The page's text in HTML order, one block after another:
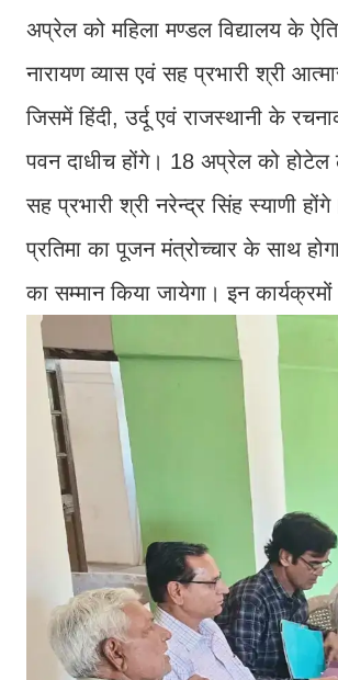
अप्रेल को महिला मण्डल विद्यालय के
नारायण व्यास एवं सह प्रभारी श्री
जिसमें हिंदी, उर्दू एवं राजस्थानी के
पवन दाधीच होंगे। 18 अप्रेल को होटेल
सह प्रभारी श्री नरेन्द्र सिंह स्याणी
प्रतिमा का पूजन मंत्रोच्चार के साथ
का सम्मान किया जायेगा। इन